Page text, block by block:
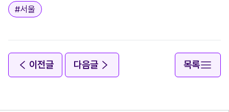
태그
#서울
이전글 다음글 목록